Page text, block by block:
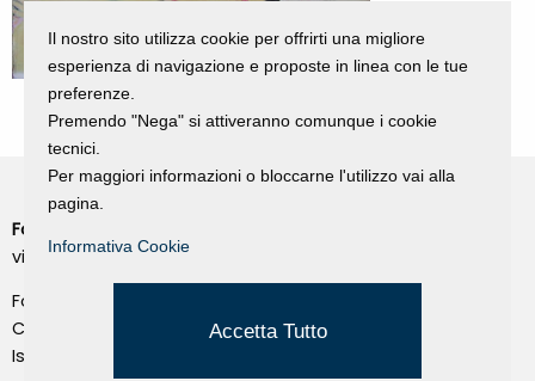
Fondazione Dino Zoli
viale Bologna 288, Forlì
Fondo dot. euro 285.000 i.v.
CF e P.IVA 03692820404
Isc.Reg Per.Giu. n. 10404
Privacy Policy
Il nostro sito utilizza cookie per offrirti una migliore
esperienza di navigazione e proposte in linea con le tue
preferenze.
Premendo "Nega" si attiveranno comunque i cookie
tecnici.
Per maggiori informazioni o bloccarne l'utilizzo vai alla
pagina.
Informativa Cookie
Accetta Tutto